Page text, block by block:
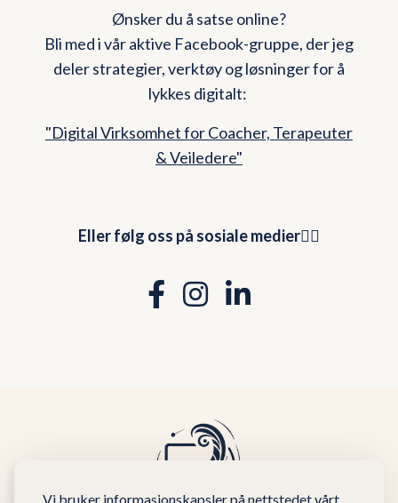
Vi bruker informasjonskapsler på nettstedet vårt
Ønsker du å satse online?
Bli med i vår aktive Facebook-gruppe, der jeg
deler strategier, verktøy og løsninger for å
lykkes digitalt:
"Digital Virksomhet for Coacher, Terapeuter
& Veiledere"
Eller følg oss på sosiale medier👇🏻